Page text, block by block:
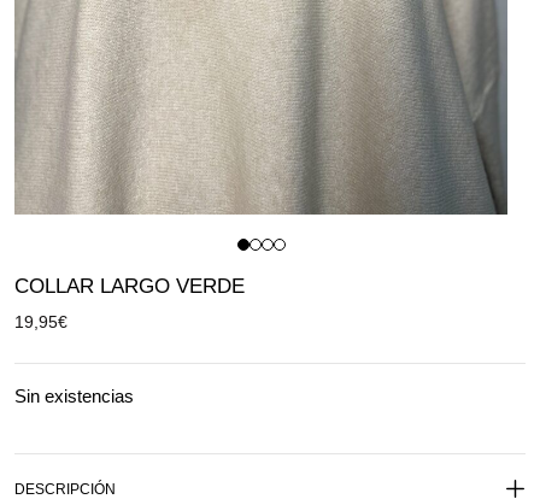
COLLAR LARGO VERDE
19,95€
Sin existencias
DESCRIPCIÓN